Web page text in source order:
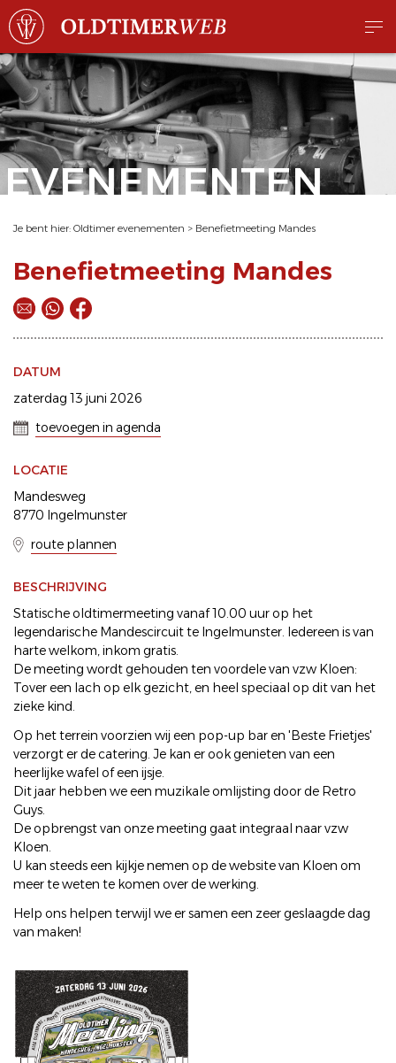
EVENEMENTEN
Je bent hier: Oldtimer evenementen > Benefietmeeting Mandes
Benefietmeeting Mandes
DATUM
zaterdag 13 juni 2026
toevoegen in agenda
LOCATIE
Mandesweg
8770 Ingelmunster
route plannen
BESCHRIJVING
Statische oldtimermeeting vanaf 10.00 uur op het
legendarische Mandescircuit te Ingelmunster. Iedereen is van
harte welkom, inkom gratis.
De meeting wordt gehouden ten voordele van vzw Kloen:
Tover een lach op elk gezicht, en heel speciaal op dit van het
zieke kind.
Op het terrein voorzien wij een pop-up bar en 'Beste Frietjes'
verzorgt er de catering. Je kan er ook genieten van een
heerlijke wafel of een ijsje.
Dit jaar hebben we een muzikale omlijsting door de Retro
Guys.
De opbrengst van onze meeting gaat integraal naar vzw
Kloen.
U kan steeds een kijkje nemen op de website van Kloen om
meer te weten te komen over de werking.
Help ons helpen terwijl we er samen een zeer geslaagde dag
van maken!